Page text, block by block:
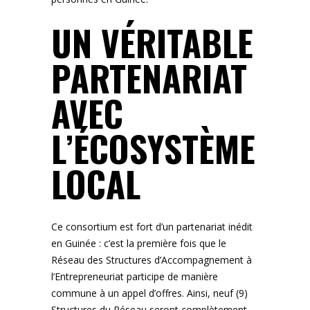
UN VÉRITABLE
PARTENARIAT
AVEC
L’ÉCOSYSTÈME
LOCAL
Ce consortium est fort d’un partenariat inédit
en Guinée : c’est la première fois que le
Réseau des Structures d’Accompagnement à
l’Entrepreneuriat participe de manière
commune à un appel d’offres. Ainsi, neuf (9)